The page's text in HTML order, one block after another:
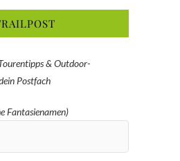
& Outdoor-
Postfach
Fantasienamen)